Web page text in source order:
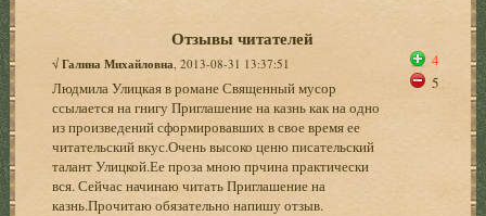
Отзывы читателей
√Галина Михайловна , 2013-08-31 13:37:51
Людмила Улицкая в романе Священный мусор
ссылается на гнигу Приглашение на казнь как на одно
из произведений сформировавших в свое время ее
читательский вкус.Очень высоко ценю писательский
талант Улицкой.Ее проза мною прчина практически
вся. Сейчас начинаю читать Приглашение на
казнь.Прочитаю обязательно напишу отзыв.
4
5